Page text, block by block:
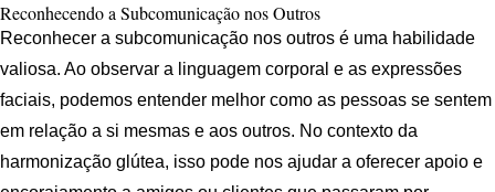
Reconhecendo a Subcomunicação nos Outros
Reconhecer a subcomunicação nos outros é uma habilidade
valiosa. Ao observar a linguagem corporal e as expressões
faciais, podemos entender melhor como as pessoas se sentem
em relação a si mesmas e aos outros. No contexto da
harmonização glútea, isso pode nos ajudar a oferecer apoio e